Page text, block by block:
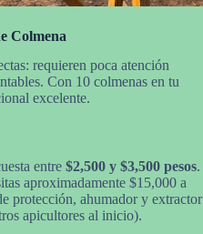
Colmena
requieren poca atención
Con 10 colmenas en tu
excelente.
entre $2,500 y $3,500 pesos.
aproximadamente $15,000 a
protección, ahumador y extractor
apicultores al inicio).